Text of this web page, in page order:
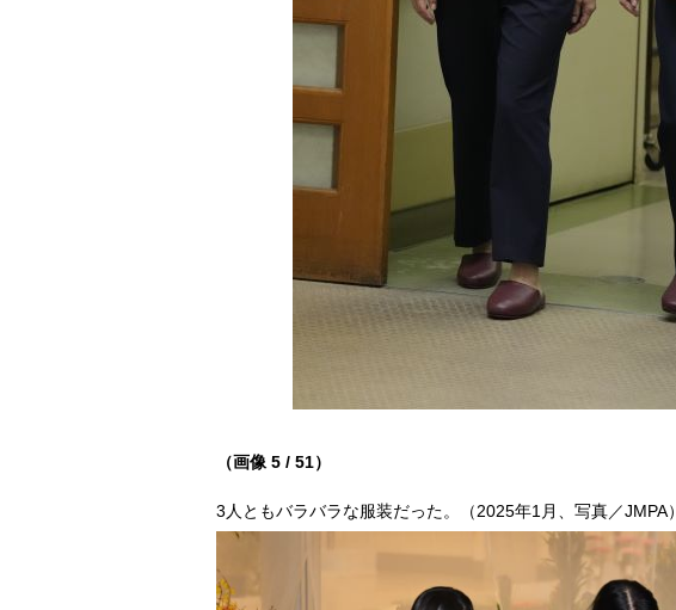
（画像 5 / 51）
3人ともバラバラな服装だった。（2025年1月、写真／JMPA）